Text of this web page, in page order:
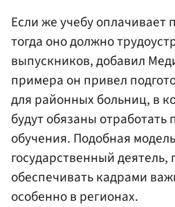
Если же учебу оплачивает
тогда оно должно
выпускников, добавил
примера он привел
для районных больниц, в
будут обязаны
обучения. Подобная
государственный деятель,
обеспечивать кадрами
особенно в регионах.